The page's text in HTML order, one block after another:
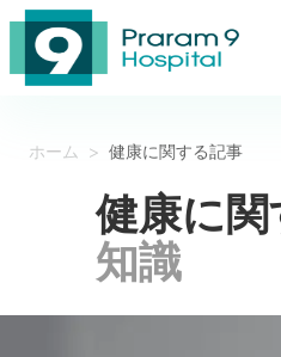
ホーム > 健康に関する記事
健康に
知識